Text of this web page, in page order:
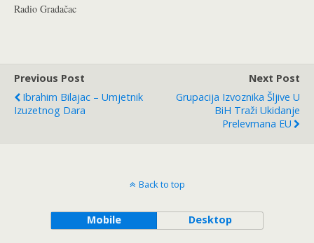
Radio Gradačac
Previous Post
Ibrahim Bilajac – Umjetnik
Izuzetnog Dara
Next Post
Grupacija Izvoznika Šljive U
BiH Traži Ukidanje
Prelevmana EU
Back to top
Mobile Desktop